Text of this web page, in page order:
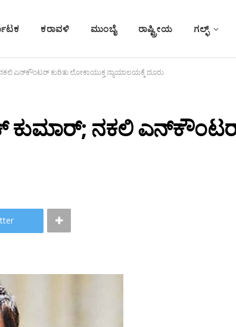
ಕರಾವಳಿ ಮುಂಬೈ ರಾಷ್ಟ್ರೀಯ ಗಲ್ಫ್
ಎನ್‌ಕೌಂಟರ್ ಕುರಿತು ಲೋಕಾಯುಕ್ತ ನ್ಯಾಯಾಲಯಕ್ಕೆ ದೂರು
ಕುಮಾರ್‌; ನಕಲಿ ಎನ್‌ಕೌಂಟರ್